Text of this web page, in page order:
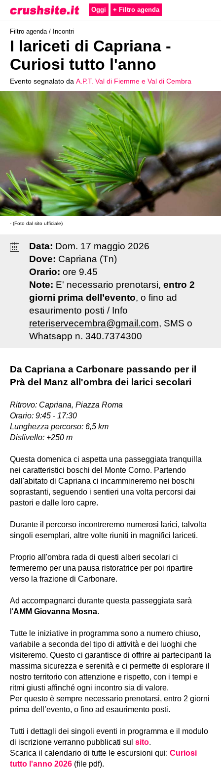
Oggi + Filtro agenda
Filtro agenda / Incontri
I lariceti di Capriana -
Curiosi tutto l'anno
Evento segnalato da A.P.T. Val di Fiemme e Val di Cembra
- (Foto dal sito ufficiale)
Data: Dom. 17 maggio 2026
Dove: Capriana (Tn)
Orario: ore 9.45
Note: E' necessario prenotarsi, entro 2
giorni prima dell’evento, o fino ad
esaurimento posti / Info
reteriservecembra@gmail.com, SMS o
Whatsapp n. 340.7374300
Da Capriana a Carbonare passando per il
Prà del Manz all'ombra dei larici secolari
Ritrovo: Capriana, Piazza Roma
Orario: 9:45 - 17:30
Lunghezza percorso: 6,5 km
Dislivello: +250 m
Questa domenica ci aspetta una passeggiata tranquilla
nei caratteristici boschi del Monte Corno. Partendo
dall'abitato di Capriana ci incammineremo nei boschi
soprastanti, seguendo i sentieri una volta percorsi dai
pastori e dalle loro capre.
Durante il percorso incontreremo numerosi larici, talvolta
singoli esemplari, altre volte riuniti in magnifici lariceti.
Proprio all'ombra rada di questi alberi secolari ci
fermeremo per una pausa ristoratrice per poi ripartire
verso la frazione di Carbonare.
Ad accompagnarci durante questa passeggiata sarà
l'AMM Giovanna Mosna.
Tutte le iniziative in programma sono a numero chiuso,
variabile a seconda del tipo di attività e dei luoghi che
visiteremo. Questo ci garantisce di offrire ai partecipanti la
massima sicurezza e serenità e ci permette di esplorare il
nostro territorio con attenzione e rispetto, con i tempi e
ritmi giusti affinché ogni incontro sia di valore.
Per questo è sempre necessario prenotarsi, entro 2 giorni
prima dell’evento, o fino ad esaurimento posti.
Tutti i dettagli dei singoli eventi in programma e il modulo
di iscrizione verranno pubblicati sul sito.
Scarica il calendario di tutte le escursioni qui: Curiosi
tutto l'anno 2026 (file pdf).